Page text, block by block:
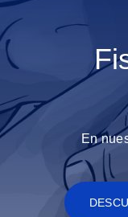
En